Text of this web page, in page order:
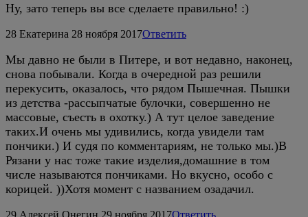
Ну, зато теперь вы все сделаете правильно! :)
28 Екатерина 28 ноября 2017Ответить
Мы давно не были в Питере, и вот недавно, наконец,
снова побывали. Когда в очередной раз решили
перекусить, оказалось, что рядом Пышечная. Пышки
из детства -рассыпчатые булочки, совершенно не
массовые, съесть в охотку.) А тут целое заведение
таких.И очень мы удивились, когда увидели там
пончики.) И судя по комментариям, не только мы.)В
Рязани у нас тоже такие изделия,домашние в том
числе называются пончиками. Но вкусно, особо с
корицей. ))Хотя момент с названием озадачил.
29 Алексей Онегин 29 ноября 2017Ответить